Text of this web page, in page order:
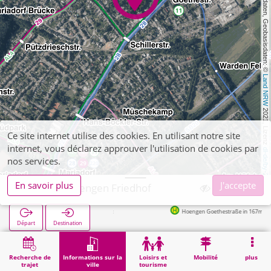
, Kartendaten, Geobasisdaten: ©
Land NRW
2021, Lizenz
dl-de/by-2-0
Recherche de
trajet
Informations sur la
ville
Loisirs et
tourisme
Mobilité plus
Alsdorf, Hoengen Friedhof
Départ Destination
Hoengen Goethestraße in 167m
Démarrage Informations sur la ville Alsdorf, Hoengen Friedhof
Ce site internet utilise des cookies. En utilisant notre site
internet, vous déclarez approuver l'utilisation de cookies par
nos services.
En savoir plus
J'accepte